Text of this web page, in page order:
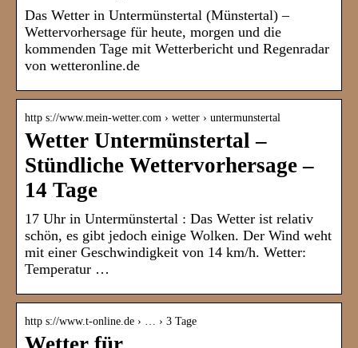
Das Wetter in Untermünstertal (Münstertal) –
Wettervorhersage für heute, morgen und die
kommenden Tage mit Wetterbericht und Regenradar
von wetteronline.de
http s://www.mein-wetter.com › wetter › untermunstertal
Wetter Untermünstertal –
Stündliche Wettervorhersage –
14 Tage
17 Uhr in Untermünstertal : Das Wetter ist relativ
schön, es gibt jedoch einige Wolken. Der Wind weht
mit einer Geschwindigkeit von 14 km/h. Wetter:
Temperatur …
http s://www.t-online.de › … › 3 Tage